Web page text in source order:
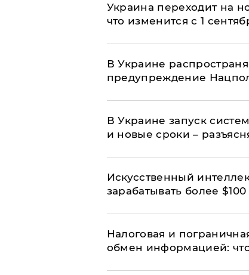
Украина переходит на
что изменится с 1
В Украине
предупреждение
В Украине запуск
и новые сроки –
Искусственный
зарабатывать более
Налоговая и
обмен информацией: